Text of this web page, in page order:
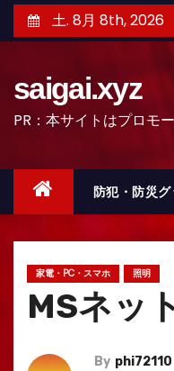
ン
ッ
土. 8月 8th, 2026
saigai.xyz
PR：本サイトはプロモ
防犯・防災
家電・PC・スマホ 照明
MSネッ
By phi72110